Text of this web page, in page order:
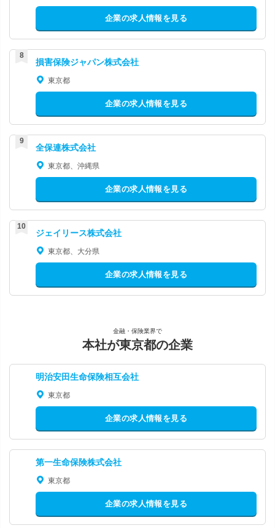
企業の求人情報を見る
損害保険ジャパン株式会社
東京都
企業の求人情報を見る
全保連株式会社
東京都、沖縄県
企業の求人情報を見る
ジェイリース株式会社
東京都、大分県
企業の求人情報を見る
金融・保険業界で
本社が東京都の企業
明治安田生命保険相互会社
東京都
企業の求人情報を見る
第一生命保険株式会社
東京都
企業の求人情報を見る